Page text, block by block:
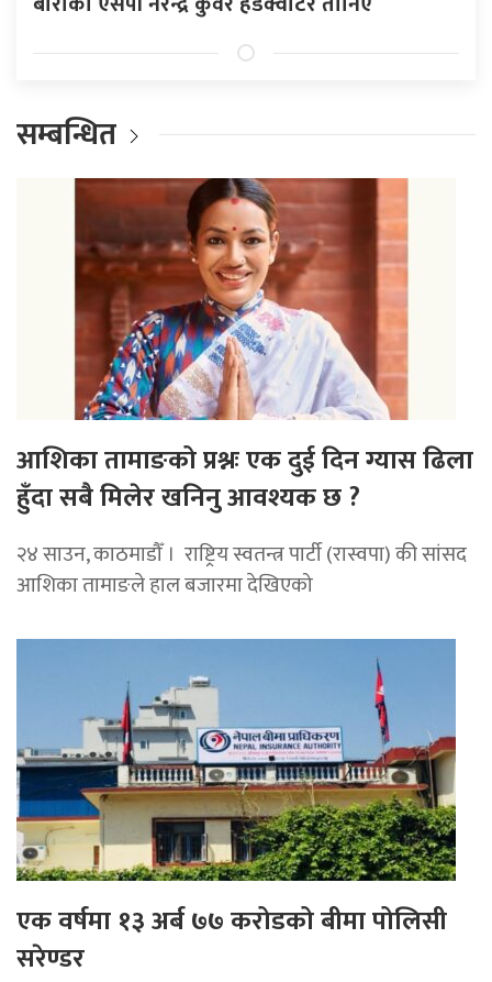
सम्बन्धित
आशिका तामाङको प्रश्नः एक दुई दिन ग्यास ढिला
हुँदा सबै मिलेर खनिनु आवश्यक छ ?
२४ साउन, काठमाडौँ । राष्ट्रिय स्वतन्त्र पार्टी (रास्वपा) की सांसद
आशिका तामाङले हाल बजारमा देखिएको
एक वर्षमा १३ अर्ब ७७ करोडको बीमा पोलिसी
सरेण्डर